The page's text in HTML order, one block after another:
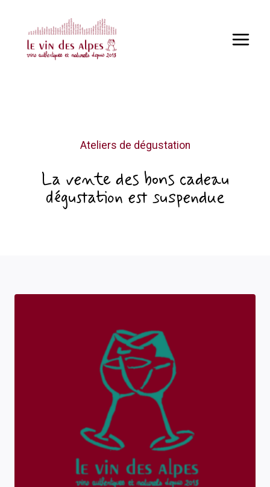
contenu
Ateliers de dégustation
La vente des bons cadeau
dégustation est suspendue